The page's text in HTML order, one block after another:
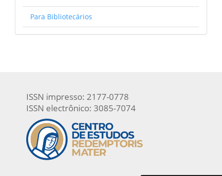
Para Bibliotecários
ISSN impresso: 2177-0778
ISSN electrônico: 3085-7074